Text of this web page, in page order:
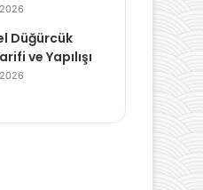
Düğürcük
ve Yapılışı